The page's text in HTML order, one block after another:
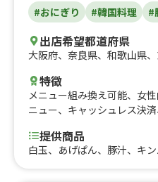
#おにぎり #韓国料理 #
出店希望都道府県
大阪府、 奈良県、 和歌山県、
特徴
メニュー組み換え可能、 女
ニュー、 キャッシュレス決済
提供商品
白玉、あげぱん、豚汁、キ